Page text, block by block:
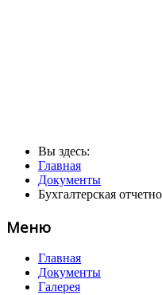
Вы здесь:
Главная
Документы
Бухгалтерская
Меню
Главная
Документы
Галерея